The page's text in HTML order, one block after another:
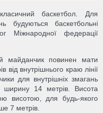
баскетбол. Для
будуються баскетбольні
Міжнародної федерації
майданчик повинен мати
внутрішнього краю лінії
для внутрішніх змагань
ширину 14 метрів. Висота
висотою, для будь-якого
7 метрів.